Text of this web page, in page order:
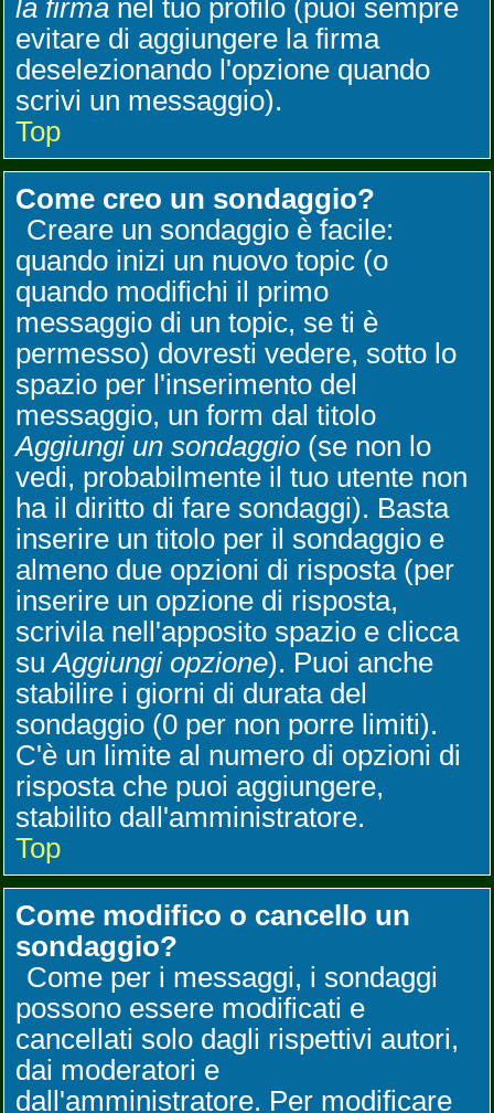
la firma nel tuo profilo (puoi sempre
evitare di aggiungere la firma
deselezionando l'opzione quando
scrivi un messaggio).
Top
Come creo un sondaggio?
Creare un sondaggio è facile:
quando inizi un nuovo topic (o
quando modifichi il primo
messaggio di un topic, se ti è
permesso) dovresti vedere, sotto lo
spazio per l'inserimento del
messaggio, un form dal titolo
Aggiungi un sondaggio (se non lo
vedi, probabilmente il tuo utente non
ha il diritto di fare sondaggi). Basta
inserire un titolo per il sondaggio e
almeno due opzioni di risposta (per
inserire un opzione di risposta,
scrivila nell'apposito spazio e clicca
suAggiungi opzione). Puoi anche
stabilire i giorni di durata del
sondaggio (0 per non porre limiti).
C'è un limite al numero di opzioni di
risposta che puoi aggiungere,
stabilito dall'amministratore.
Top
Come modifico o cancello un
sondaggio?
Come per i messaggi, i sondaggi
possono essere modificati e
cancellati solo dagli rispettivi autori,
dai moderatori e
dall'amministratore. Per modificare